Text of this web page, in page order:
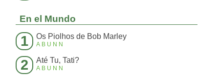
En el Mundo
1 Os Piolhos de Bob Marley
ABUNN
2 Até Tu, Tati?
ABUNN